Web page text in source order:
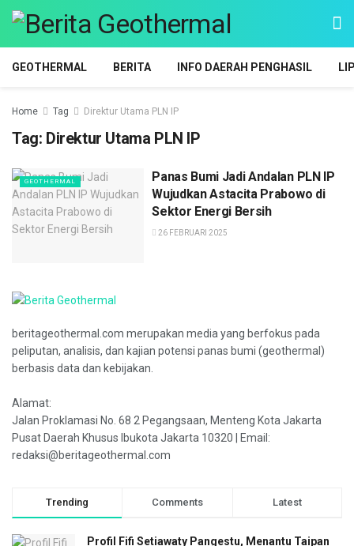
GEOTHERMAL BERITA INFO DAERAH PENGHASIL
Home Tag Direktur Utama PLN IP
Tag: Direktur Utama PLN IP
GEOTHERMAL
Panas Bumi Jadi Andalan PLN IP
Wujudkan Astacita Prabowo di
Sektor Energi Bersih
26 FEBRUARI 2025
beritageothermal.com merupakan media yang berfokus pada
peliputan, analisis, dan kajian potensi panas bumi (geothermal)
berbasis data dan kebijakan.
Alamat:
Jalan Proklamasi No. 68 2 Pegangsaan, Menteng Kota Jakarta
Pusat Daerah Khusus Ibukota Jakarta 10320 | Email:
redaksi@beritageothermal.com
Trending Comments Latest
Profil Fifi Setiawaty Pangestu, Menantu Taipan